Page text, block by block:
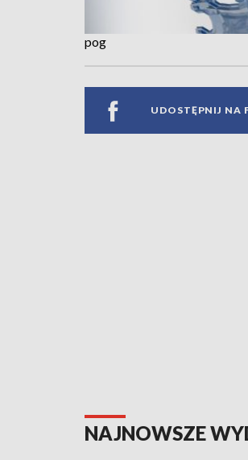
pog
UDOSTĘPNIJ NA
NAJNOWSZE